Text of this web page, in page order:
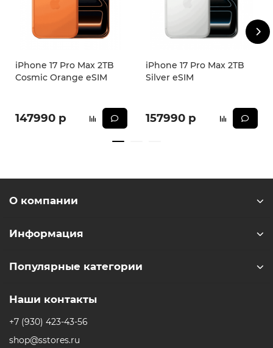
** - На момент покупки не предустановлены
обязательные приложения, в том числе единый
магазин приложений (RuStore)
iPhone 17 Pro Max 2TB
Cosmic Orange eSIM
147990 р
iPhone 17 Pro Max 2TB
Silver eSIM
157990 р
О компании
Информация
Популярные категории
Наши контакты
+7 (930) 423-43-56
shop@sstores.ru